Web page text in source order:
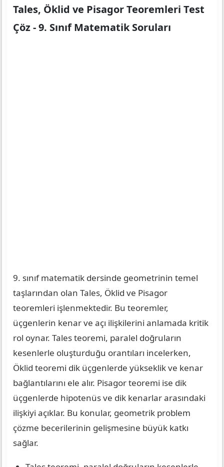
Tales, Öklid ve Pisagor Teoremleri Test
Çöz - 9. Sınıf Matematik Soruları
9. sınıf matematik dersinde geometrinin temel
taşlarından olan Tales, Öklid ve Pisagor
teoremleri işlenmektedir. Bu teoremler,
üçgenlerin kenar ve açı ilişkilerini anlamada kritik
rol oynar. Tales teoremi, paralel doğruların
kesenlerle oluşturduğu orantıları incelerken,
Öklid teoremi dik üçgenlerde yükseklik ve kenar
bağlantılarını ele alır. Pisagor teoremi ise dik
üçgenlerde hipotenüs ve dik kenarlar arasındaki
ilişkiyi açıklar. Bu konular, geometrik problem
çözme becerilerinin gelişmesine büyük katkı
sağlar.